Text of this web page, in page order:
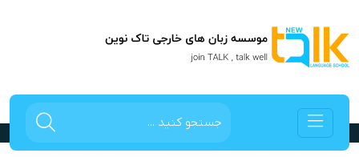
دوره تخصصی زبان انگلیسی بازرگانی
صفحه اصلی دوره ها دوره تخصصی زبان انگلیسی بازرگانی